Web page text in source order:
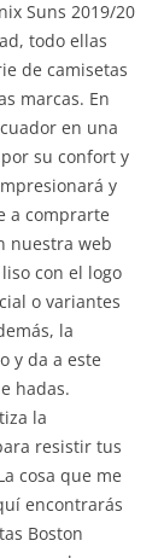
Suns 2019/20
todo ellas
de camisetas
marcas. En
en una
su confort y
y
a comprarte
nuestra web
con el logo
o variantes
la
y da a este
hadas.
la
resistir tus
cosa que me
encontrarás
Boston